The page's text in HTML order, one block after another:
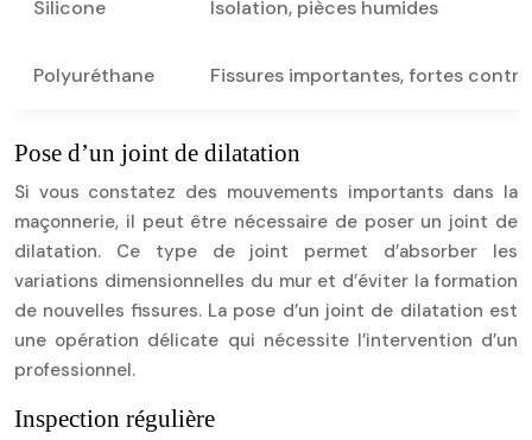
Silicone Isolation, pièces humides
Polyuréthane Fissures importantes, fortes
Pose d’un joint de dilatation
Si vous constatez des mouvements importants dans la
maçonnerie, il peut être nécessaire de poser un joint de
dilatation. Ce type de joint permet d’absorber les
variations dimensionnelles du mur et d’éviter la formation
de nouvelles fissures. La pose d’un joint de dilatation est
une opération délicate qui nécessite l’intervention d’un
professionnel.
Inspection régulière